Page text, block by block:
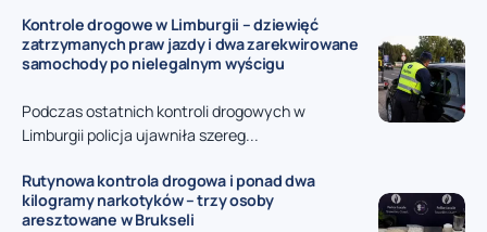
Kontrole drogowe w Limburgii – dziewięć
zatrzymanych praw jazdy i dwa zarekwirowane
samochody po nielegalnym wyścigu
Podczas ostatnich kontroli drogowych w
Limburgii policja ujawniła szereg...
Rutynowa kontrola drogowa i ponad dwa
kilogramy narkotyków – trzy osoby
aresztowane w Brukseli